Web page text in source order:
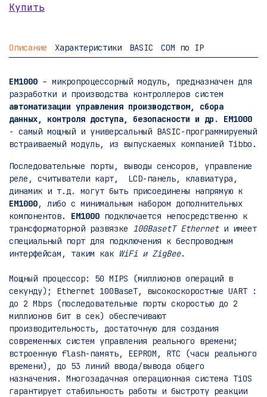
Купить
Описание Характеристики BASIC COM по IP
EM1000 – микропроцессорный модуль, предназначен для
разработки и производства контроллеров систем
автоматизации управления производством, сбора
данных, контроля доступа, безопасности и др . EM1000
- самый мощный и универсальный BASIC-программируемый
встраиваемый модуль, из выпускаемых компанией Tibbo.
Последовательные порты, выводы сенсоров, управление
реле, считыватели карт, LCD-панель, клавиатура,
динамик и т.д. могут быть присоединены напрямую к
EM1000, либо с минимальным набором дополнительных
компонентов. EM1000 подключается непосредственно к
трансформаторной развязке
100BasetT Ethernetи имеет
специальный порт для подключения к беспроводным
интерфейсам, таким как WiFi и ZigBee.
Мощный процессор: 50 MIPS (миллионов операций в
секунду); Ethernet 100BaseT, высокоскоростные UART :
до 2 Mbps (последовательные порты скоростью до 2
миллионов бит в сек) обеспечивают
производительность, достаточную для создания
современных систем управления реального времени;
встроенную flash-память, EEPROM, RTC (часы реального
времени), до 53 линий ввода/вывода общего
назначения. Многозадачная операционная система TiOS
гарантирует стабильность работы и быстроту реакции